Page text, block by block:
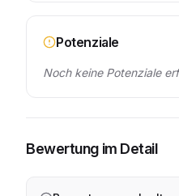
Potenziale
Noch keine Potenziale
Bewertung im Detail